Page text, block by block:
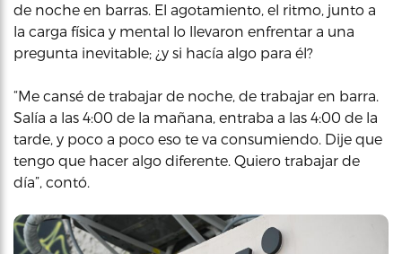
de noche en barras. El agotamiento, el ritmo, junto a
la carga física y mental lo llevaron enfrentar a una
pregunta inevitable; ¿y si hacía algo para él?
“Me cansé de trabajar de noche, de trabajar en barra.
Salía a las 4:00 de la mañana, entraba a las 4:00 de la
tarde, y poco a poco eso te va consumiendo. Dije que
tengo que hacer algo diferente. Quiero trabajar de
día”, contó.